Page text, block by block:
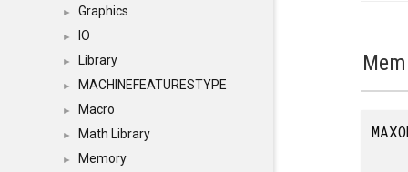
► Graphics
► IO
► Library
► MACHINEFEATURESTYPE
► Macro
► Math Library
► Memory